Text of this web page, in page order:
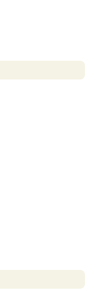
出人意外的平安勝過
症、暴力又憂鬱的男